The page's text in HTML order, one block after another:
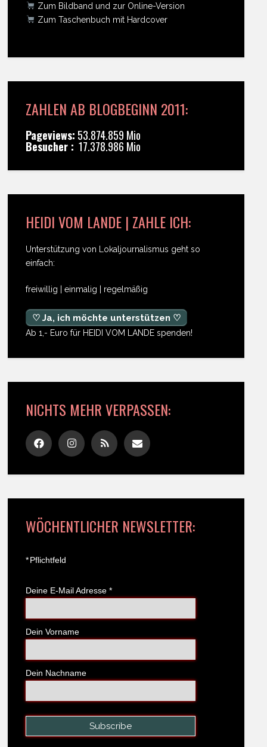
Zum Bildband und zur Online-Version
Zum Taschenbuch mit Hardcover
ZAHLEN AB BLOGBEGINN 2011:
Pageviews: 53.874.859 Mio
Besucher : 17.378.986 Mio
HEIDI VOM LANDE | ZAHLE ICH:
Unterstützung von Lokaljournalismus geht so
einfach:
freiwillig | einmalig | regelmäßig
♡ Ja, ich möchte unterstützen ♡
Ab 1,- Euro für HEIDI VOM LANDE spenden!
NICHTS MEHR VERPASSEN:
WÖCHENTLICHER NEWSLETTER:
*Pflichtfeld
Deine E-Mail Adresse *
Dein Vorname
Dein Nachname